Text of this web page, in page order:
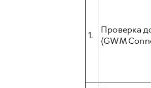
1.
Проверка
(GWM